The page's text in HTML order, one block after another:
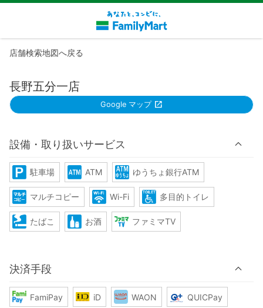
店舗検索地図へ戻る
長野五分一店
Google マップ
設備・取り扱いサービス
駐車場 ATM ゆうちょ銀行ATM
マルチコピー Wi-Fi 多目的トイレ
たばこ お酒 ファミマTV
決済手段
FamiPay iD WAON QUICPay